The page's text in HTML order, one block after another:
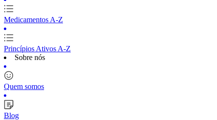
Medicamentos A-Z
Princípios Ativos A-Z
Sobre nós
Quem somos
Blog